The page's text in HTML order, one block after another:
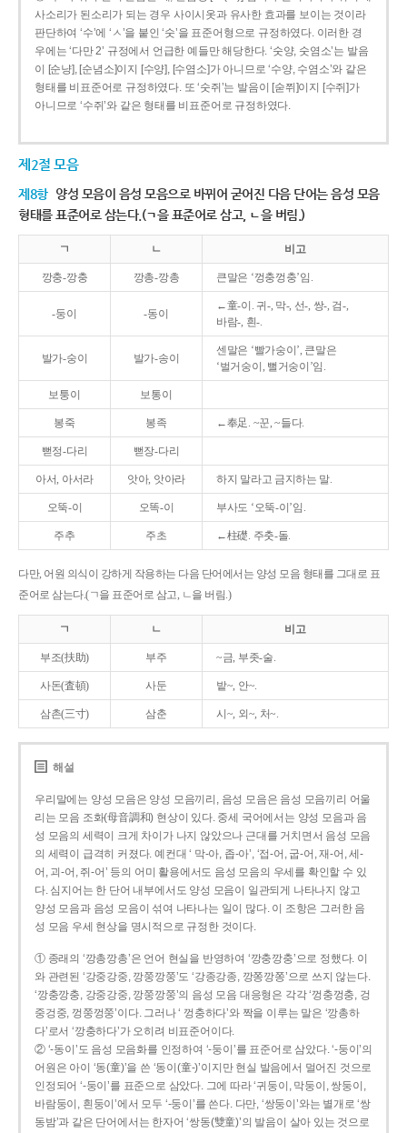
사소리가 된소리가 되는 경우 사이시옷과 유사한 효과를 보이는 것이라
판단하여 ‘수’에 ‘ㅅ’을 붙인 ‘숫’을 표준어형으로 규정하였다. 이러한 경
우에는 ‘다만 2’ 규정에서 언급한 예들만 해당한다. ‘숫양, 숫염소’는 발음
이 [순냥], [순념소]이지 [수양], [수염소]가 아니므로 ‘수양, 수염소’와 같은
형태를 비표준어로 규정하였다. 또 ‘숫쥐’는 발음이 [숟쮜]이지 [수쥐]가
아니므로 ‘수쥐’와 같은 형태를 비표준어로 규정하였다.
제2절 모음
제8항 양성 모음이 음성 모음으로 바뀌어 굳어진 다음 단어는 음성 모음
형태를 표준어로 삼는다.(ㄱ을 표준어로 삼고, ㄴ을 버림.)
ㄱ ㄴ 비고
깡충-깡충 깡총-깡총 큰말은 ‘껑충껑충’임.
-둥이 -동이
←童-이. 귀-, 막-, 선-, 쌍-, 검-,
바람-, 흰-.
발가-숭이 발가-송이
센말은 ‘빨가숭이’, 큰말은
‘벌거숭이, 뻘거숭이’임.
보퉁이 보통이
봉죽 봉족 ←奉足. ~꾼, ~들다.
뻗정-다리 뻗장-다리
아서, 아서라 앗아, 앗아라 하지 말라고 금지하는 말.
오뚝-이 오똑-이 부사도 ‘오뚝-이’임.
주추 주초 ←柱礎. 주춧-돌.
다만, 어원 의식이 강하게 작용하는 다음 단어에서는 양성 모음 형태를 그대로 표
준어로 삼는다.(ㄱ을 표준어로 삼고, ㄴ을 버림.)
ㄱ ㄴ 비고
부조(扶助) 부주 ~금, 부좃-술.
사돈(査頓) 사둔 밭~, 안~.
삼촌(三寸) 삼춘 시~, 외~, 처~.
해설
우리말에는 양성 모음은 양성 모음끼리, 음성 모음은 음성 모음끼리 어울
리는 모음 조화(母音調和) 현상이 있다. 중세 국어에서는 양성 모음과 음
성 모음의 세력이 크게 차이가 나지 않았으나 근대를 거치면서 음성 모음
의 세력이 급격히 커졌다. 예컨대 ‘ 막-아, 좁-아’, ‘접-어, 굽-어, 재-어, 세-
어, 괴-어, 쥐-어’ 등의 어미 활용에서도 음성 모음의 우세를 확인할 수 있
다. 심지어는 한 단어 내부에서도 양성 모음이 일관되게 나타나지 않고
양성 모음과 음성 모음이 섞여 나타나는 일이 많다. 이 조항은 그러한 음
성 모음 우세 현상을 명시적으로 규정한 것이다.
① 종래의 ‘깡총깡총’은 언어 현실을 반영하여 ‘깡충깡충’으로 정했다. 이
와 관련된 ‘강중강중, 깡쭝깡쭝’도 ‘강종강종, 깡쫑깡쫑’으로 쓰지 않는다.
‘깡충깡충, 강중강중, 깡쭝깡쭝’의 음성 모음 대응형은 각각 ‘껑충껑충, 겅
중겅중, 껑쭝껑쭝’이다. 그러나 ‘ 껑충하다’와 짝을 이루는 말은 ‘깡총하
다’로서 ‘깡충하다’가 오히려 비표준어이다.
② ‘-동이’도 음성 모음화를 인정하여 ‘-둥이’를 표준어로 삼았다. ‘-둥이’의
어원은 아이 ‘동(童)’을 쓴 ‘동이(童-)’이지만 현실 발음에서 멀어진 것으로
인정되어 ‘-둥이’를 표준으로 삼았다. 그에 따라 ‘귀둥이, 막둥이, 쌍둥이,
바람둥이, 흰둥이’에서 모두 ‘-둥이’를 쓴다. 다만, ‘쌍둥이’와는 별개로 ‘쌍
동밤’과 같은 단어에서는 한자어 ‘쌍동(雙童)’의 발음이 살아 있는 것으로